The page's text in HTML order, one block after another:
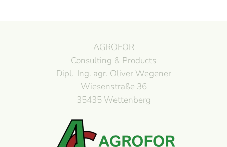
AGROFOR
Consulting & Products
Dipl.-Ing. agr. Oliver Wegener
Wiesenstraße 36
35435 Wettenberg